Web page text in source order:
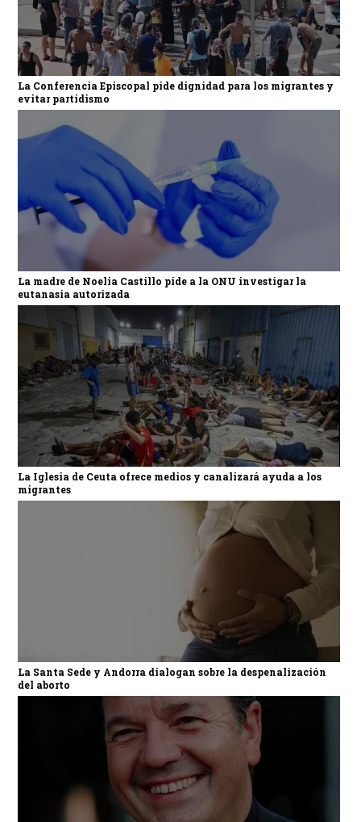
La Conferencia Episcopal pide dignidad para los migrantes y
evitar partidismo
La madre de Noelia Castillo pide a la ONU investigar la
eutanasia autorizada
La Iglesia de Ceuta ofrece medios y canalizará ayuda a los
migrantes
La Santa Sede y Andorra dialogan sobre la despenalización
del aborto